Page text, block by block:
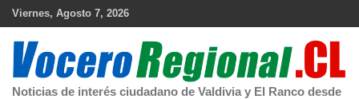
Skip
Viernes, Agosto 7, 2026
Noticias de interés ciudadano de Valdivia y El Ranco desde